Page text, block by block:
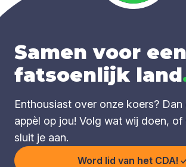
Samen voor een
fatsoenlijk land
Enthousiast over onze koers? Dan
appèl op jou! Volg wat wij doen, of
sluit je aan.
Word lid van het CDA!